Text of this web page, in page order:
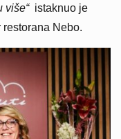
više“ istaknuo je
Nebo.